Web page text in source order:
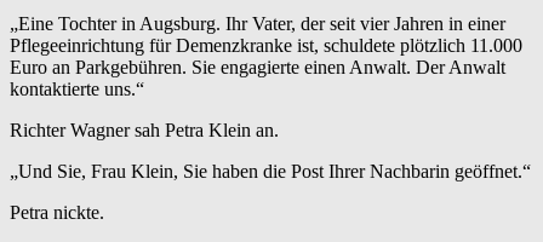
„Eine Tochter in Augsburg. Ihr Vater, der seit vier Jahren in einer
Pflegeeinrichtung für Demenzkranke ist, schuldete plötzlich 11.000
Euro an Parkgebühren. Sie engagierte einen Anwalt. Der Anwalt
kontaktierte uns.“
Richter Wagner sah Petra Klein an.
„Und Sie, Frau Klein, Sie haben die Post Ihrer Nachbarin geöffnet.“
Petra nickte.